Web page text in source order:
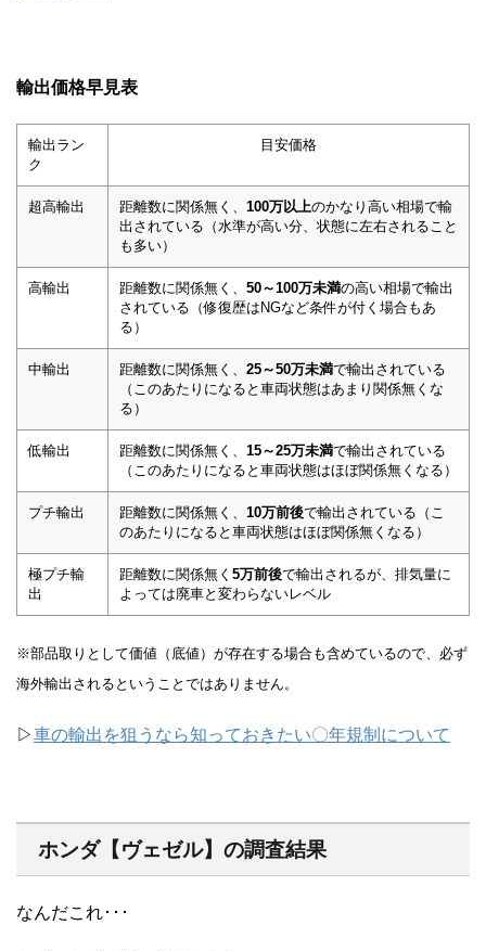
輸出価格早見表
輸出ラン
ク
目安価格
超高輸出 距離数に関係無く、 100万以上のかなり高い相場で輸
出されている（水準が高い分、状態に左右されること
も多い）
高輸出 距離数に関係無く、 50～100万未満の高い相場で輸出
されている（修復歴はNGなど条件が付く場合もあ
る）
中輸出 距離数に関係無く、 25～50万未満で輸出されている
（このあたりになると車両状態はあまり関係無くな
る）
低輸出 距離数に関係無く、 15～25万未満で輸出されている
（このあたりになると車両状態はほぼ関係無くなる）
プチ輸出 距離数に関係無く、 10万前後で輸出されている（こ
のあたりになると車両状態はほぼ関係無くなる）
極プチ輸
出
距離数に関係無く 5万前後で輸出されるが、排気量に
よっては廃車と変わらないレベル
※部品取りとして価値（底値）が存在する場合も含めているので、必ず
海外輸出されるということではありません。
▷車の輸出を狙うなら知っておきたい〇年規制について
ホンダ【ヴェゼル】の調査結果
なんだこれ･･･